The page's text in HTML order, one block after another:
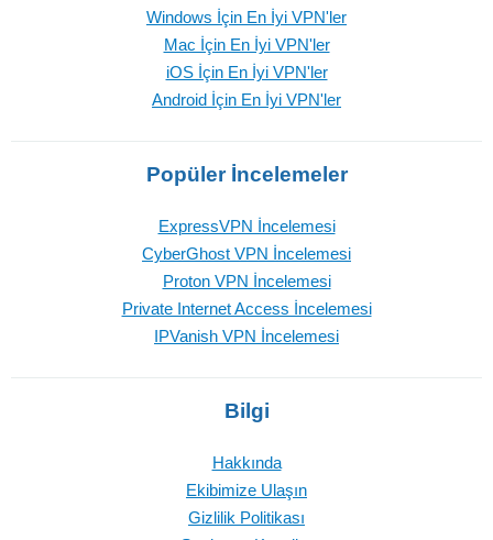
Windows İçin En İyi VPN'ler
Mac İçin En İyi VPN'ler
iOS İçin En İyi VPN'ler
Android İçin En İyi VPN'ler
Popüler İncelemeler
ExpressVPN İncelemesi
CyberGhost VPN İncelemesi
Proton VPN İncelemesi
Private Internet Access İncelemesi
IPVanish VPN İncelemesi
Bilgi
Hakkında
Ekibimize Ulaşın
Gizlilik Politikası